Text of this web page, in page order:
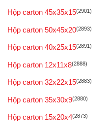
Hộp carton 45x35x15(2901)
Hộp carton 50x45x20(2893)
Hộp carton 40x25x15(2891)
Hộp carton 12x11x8(2888)
Hộp carton 32x22x15(2883)
Hộp carton 35x30x9(2880)
Hộp carton 15x20x4(2873)